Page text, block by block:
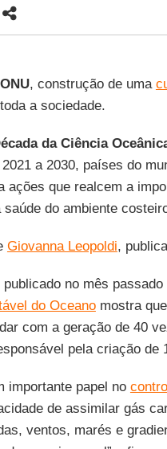
ONU, construção de uma
a sociedade.
da Ciência
a 2030, países do
ações que realcem a
do ambiente
Giovanna Leopoldi,
no mês passado
do Oceanomostra
com a geração de 40
pela criação de
importante papel no
de assimilar gás
ventos, marés e